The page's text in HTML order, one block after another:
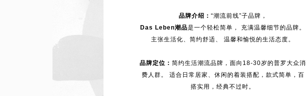
品牌介绍： “潮流前线”子品牌，
Das Leben潮品是一个轻松简单， 充满温馨细节的品牌。
主张生活化、简约舒适、 温馨和愉悦的生活态度。
品牌定位： 简约生活潮流品牌，面向18-30岁的普罗大众消
费人群。 适合日常居家、休闲的着装搭配，款式简单，百
搭实用，经典不过时。